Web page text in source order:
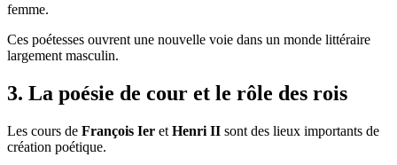
femme.
Ces poétesses ouvrent une nouvelle voie dans un monde littéraire
largement masculin.
3. La poésie de cour et le rôle des rois
Les cours de François Ier et Henri II sont des lieux importants de
création poétique.